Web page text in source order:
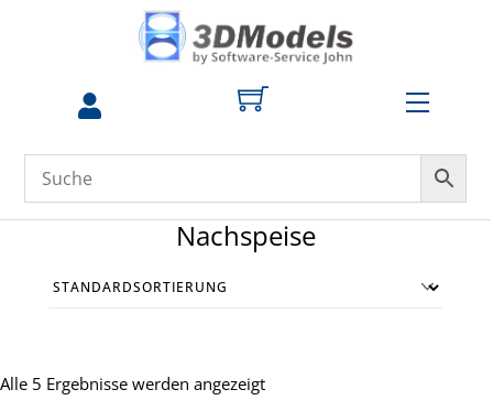
zum
Menu
Nachspeise
Alle 5 Ergebnisse werden angezeigt